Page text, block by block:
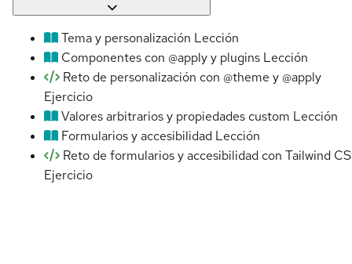
Tema y personalización Lección
Componentes con @apply y plugins Lección
Reto de personalización con @theme y @apply
Ejercicio
Valores arbitrarios y propiedades custom Lección
Formularios y accesibilidad Lección
Reto de formularios y accesibilidad con Tailwind
Ejercicio